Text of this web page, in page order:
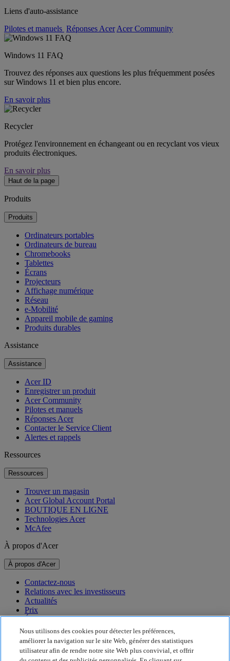
Liens d'auto-assistance
Pilotes et manuels Réponses Acer Acer Community
Windows 11 FAQ
Trouvez des réponses aux questions les plus fréquemment posées
sur Windows 11 et bien plus encore.
En savoir plus
Recycler
Protégez l'environnement en échangeant ou en recyclant vos vieux
produits électroniques.
En savoir plus
Haut de la page
Produits
Produits
Ordinateurs portables
Ordinateurs de bureau
Chromebooks
Tablettes
Écrans
Projecteurs
Affichage numérique
Réseau
e-Mobilité
Appareil mobile de gaming
Produits durables
Assistance
Assistance
Acer ID
Enregistrer un produit
Acer Community
Pilotes et manuels
Réponses Acer
Contacter le Service Client
Alertes et rappels
Ressources
Ressources
Trouver un magasin
Acer Global Account Portal
BOUTIQUE EN LIGNE
Technologies Acer
McAfee
À propos d'Acer
À propos d'Acer
Contactez-nous
Relations avec les investisseurs
Actualités
Prix
Événements
Développement durable
Développement durable
Nous utilisons des cookies pour détecter les préférences,
améliorer la navigation sur le site Web, générer des statistiques
utilisateur afin de rendre notre site Web plus convivial, et offrir